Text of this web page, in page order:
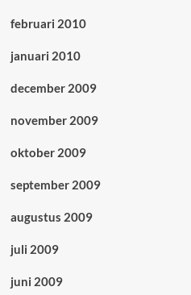
februari 2010
januari 2010
december 2009
november 2009
oktober 2009
september 2009
augustus 2009
juli 2009
juni 2009